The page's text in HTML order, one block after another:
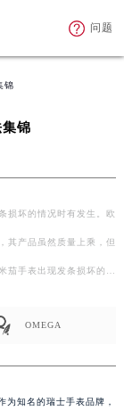
问题
锦
锦
损坏的情况时有发生。欧
其产品虽然质量上乘，但
茄手表出现发条损坏的…
OMEGA
为知名的瑞士手表品牌，